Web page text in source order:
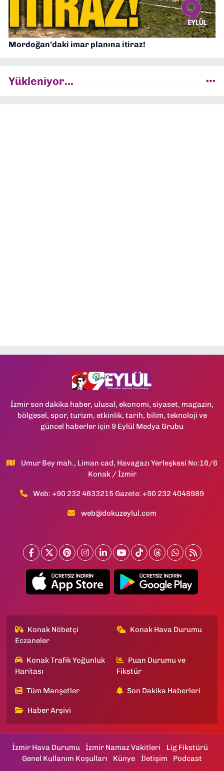
Mordoğan’daki imar planına itiraz!
Yükleniyor...
İzmir son dakika haber, ulusal, ekonomi, siyaset, magazin,
bölgesel, spor, turizm, etkinlik, tarih, bilim, teknoloji ve
güncel haberler için 9 Eylül Medya Grubu
Umur Bey mah., Liman cad, Havagazı Yerleşkesi No:16/6
Konak / İzmir
Web: +90 232 4633215 Gazete: +90 232 4048989
web@dokuzeylul.com
Konak Nöbetçi
Eczaneler
Konak Hava Durumu
Konak Trafik Yoğunluk
Haritası
Puan Durumu ve
Fikstür
Tüm Manşetler Son Dakika Haberleri
Haber Arşivi
İzmir Hava Durumu İzmir Namaz Vakitleri
Lig Fikstürü
Genel Kullanım Koşulları
Künye İletişim Podcast